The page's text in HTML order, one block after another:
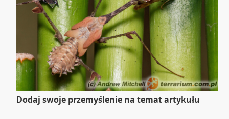
Dodaj swoje przemyślenie na temat artykułu